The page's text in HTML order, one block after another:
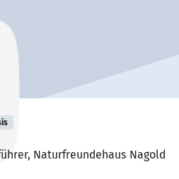
Naturfreundehaus Nagold